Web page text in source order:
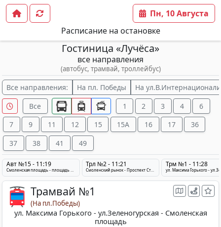
Расписание на остановке
Пн, 10 Августа
Гостиница «Лучёса»
все направления
(автобус, трамвай, троллейбус)
Все направления: На пл. Победы На
Все 1 2 3 4
6
7
9 11 12 15 15A 16 17
36
37
38 41 49
Авт №15 - 11:19 Трл №2 - 11:21 Трм №1 - 11:28
Трамвай №1
(На пл.Победы)
ул. Максима Горького - ул.Зеленогурская - Смоленская
площадь